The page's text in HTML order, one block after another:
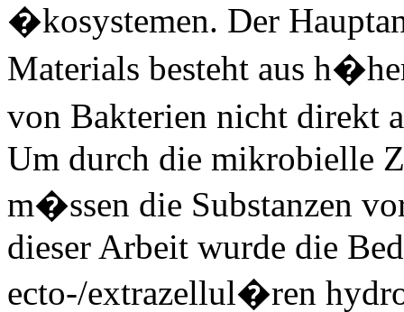
�kosystemen. Der
Materials besteht aus
von Bakterien nicht direkt
Um durch die mikrobielle
m�ssen die Substanzen
dieser Arbeit wurde die
ecto-/extrazellul�ren